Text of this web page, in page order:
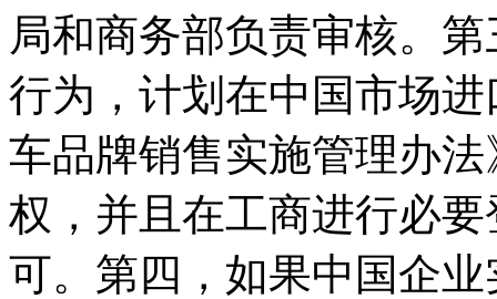
局和商务部负责审核。
行为，计划在中国市场
车品牌销售实施管理办
权，并且在工商进行必
可。第四，如果中国企